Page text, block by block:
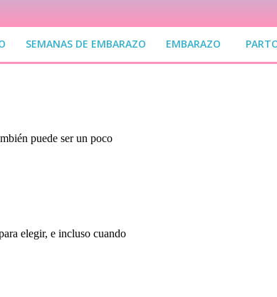
SEMANAS DE EMBARAZO EMBARAZO
puede ser un poco
elegir, e incluso cuando